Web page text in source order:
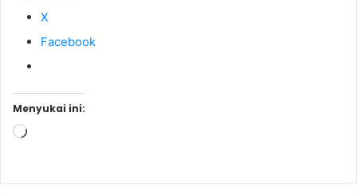
X
Facebook
Menyukai ini:
Memuat...